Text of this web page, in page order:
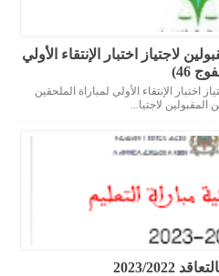
لاجتياز اختبار الإنتقاء الأولي
46)
اختبار الإنتقاء الأولي لمباراة الملحقين
2022